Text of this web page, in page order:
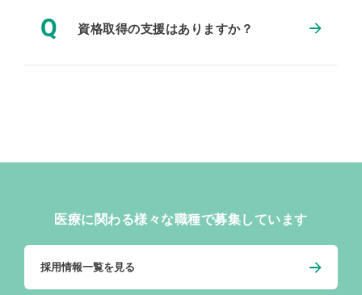
Q 資格取得の支援はありますか？
医療に関わる様々な職種で募集しています
採用情報一覧を見る